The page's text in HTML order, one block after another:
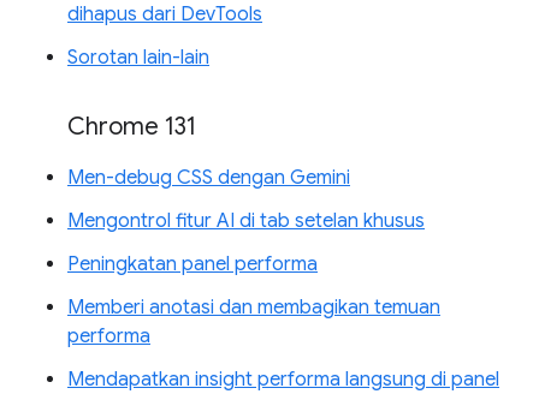
dihapus dari DevTools
Sorotan lain-lain
Chrome 131
Men-debug CSS dengan Gemini
Mengontrol fitur AI di tab setelan khusus
Peningkatan panel performa
Memberi anotasi dan membagikan temuan
performa
Mendapatkan insight performa langsung di panel